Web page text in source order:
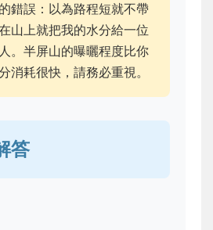
錯誤：以為路程短就不帶
山上就把我的水分給一位
。半屏山的曝曬程度比你
消耗很快，請務必重視。
答